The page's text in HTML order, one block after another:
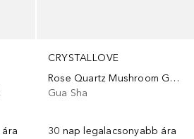
CRYSTALLOVE
Rose Quartz Mushroom Gua Sha
Gua Sha
30 nap legalacsonyabb ára